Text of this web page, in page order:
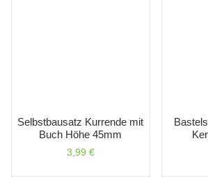
Selbstbausatz Kurrende mit
Buch Höhe 45mm
3,99 €